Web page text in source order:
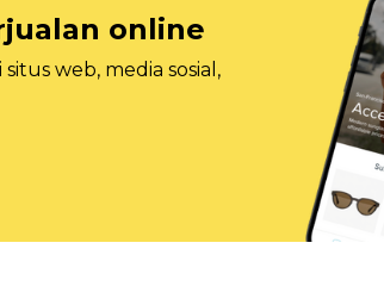
online
web, media sosial,